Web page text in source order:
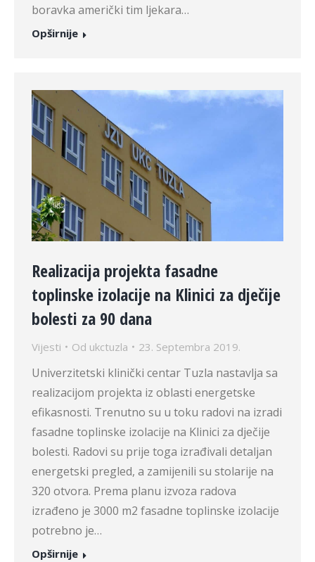
boravka američki tim ljekara…
Opširnije
Realizacija projekta fasadne
toplinske izolacije na Klinici za dječije
bolesti za 90 dana
Vijesti Od ukctuzla 23. Septembra 2019.
Univerzitetski klinički centar Tuzla nastavlja sa
realizacijom projekta iz oblasti energetske
efikasnosti. Trenutno su u toku radovi na izradi
fasadne toplinske izolacije na Klinici za dječije
bolesti. Radovi su prije toga izrađivali detaljan
energetski pregled, a zamijenili su stolarije na
320 otvora. Prema planu izvoza radova
izrađeno je 3000 m2 fasadne toplinske izolacije
potrebno je…
Opširnije